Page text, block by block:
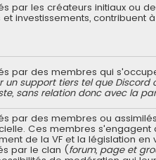
par les créateurs initiaux ou
investissements, contribuent
par des membres qui
un support tiers tel que
sans relation donc avec la
par des membres ou
Ces membres
de la VF et la législation en
par le clan (forum, page et